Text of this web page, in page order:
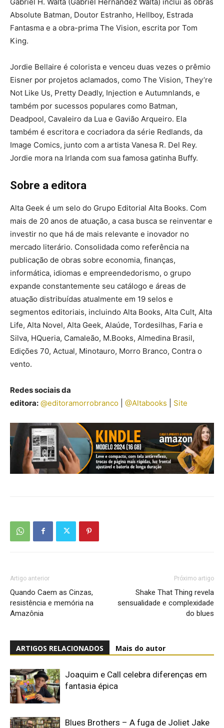
Gabriel H. Walta (Gabriel Hernández Walta) inclui as obras
Absolute Batman, Doutor Estranho, Hellboy, Estrada
Fantasma e a obra-prima The Vision, escrita por Tom
King.
Jordie Bellaire é colorista e venceu duas vezes o prêmio
Eisner por projetos aclamados, como The Vision, They’re
Not Like Us, Pretty Deadly, Injection e Autumnlands, e
também por sucessos populares como Batman,
Deadpool, Cavaleiro da Lua e Gavião Arqueiro. Ela
também é escritora e cocriadora da série Redlands, da
Image Comics, junto com a artista Vanesa R. Del Rey.
Jordie mora na Irlanda com sua famosa gatinha Buffy.
Sobre a editora
Alta Geek é um selo do Grupo Editorial Alta Books. Com
mais de 20 anos de atuação, a casa busca se reinventar e
investir no que há de mais relevante e inovador no
mercado literário. Consolidada como referência na
publicação de obras sobre economia, finanças,
informática, idiomas e empreendedorismo, o grupo
expande constantemente seu catálogo e áreas de
atuação distribuídas atualmente em 19 selos e
segmentos editoriais, incluindo Alta Books, Alta Cult, Alta
Life, Alta Novel, Alta Geek, Alaúde, Tordesilhas, Faria e
Silva, HQueria, Camaleão, M.Books, Almedina Brasil,
Edições 70, Actual, Minotauro, Morro Branco, Contra o
vento.
Redes sociais da
editora: @editoramorrobranco @Altabooks Site
Artigo anterior
Quando Caem as Cinzas,
resistência e memória na
Amazônia
Próximo artigo
Shake That Thing revela
sensualidade e complexidade
do blues
ARTIGOS RELACIONADOS Mais do autor
Joaquim e Call celebra diferenças em
fantasia épica
Blues Brothers – A fuga de Joliet Jake